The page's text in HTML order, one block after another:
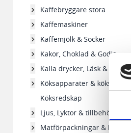
Kaffebryggare stora
Kaffemaskiner
Kaffemjölk & Socker
Kakor, Choklad & Godis
Kalla drycker, Läsk & Vatten
Köksapparater & köksgeråd
Köksredskap
Ljus, Lyktor & tillbehör
Matförpackningar & Formar